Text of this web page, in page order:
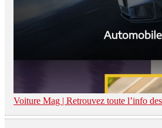
Voiture Mag | Retrouvez toute l’info